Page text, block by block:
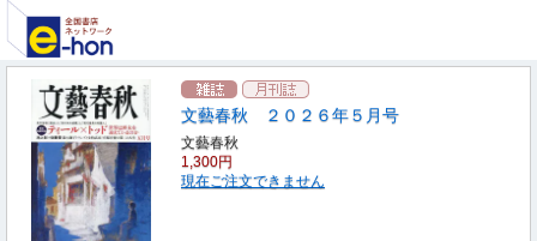
文藝春秋 ２０２６年５月号
文藝春秋
1,300円
現在ご注文できません